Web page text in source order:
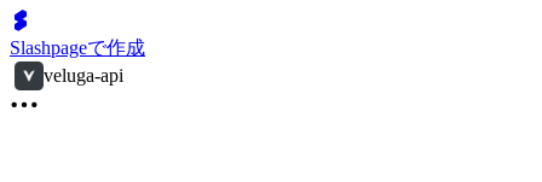
Slashpageで作成
veluga-api